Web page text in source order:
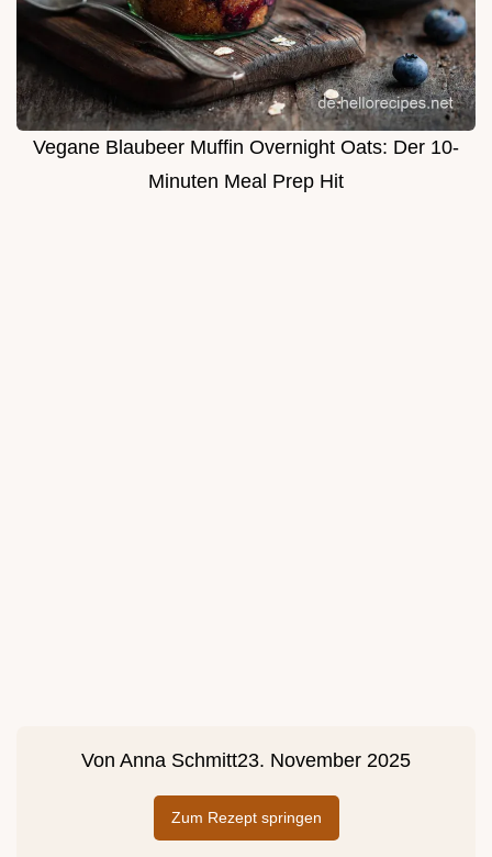
Vegane Blaubeer Muffin Overnight Oats: Der 10-
Minuten Meal Prep Hit
Von Anna Schmitt23. November 2025
Zum Rezept springen